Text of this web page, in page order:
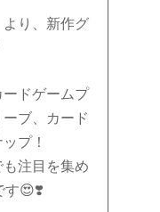
より、新作グ
ドゲームプ
ブ、カード
プ！
注目を集め
す😍❣️